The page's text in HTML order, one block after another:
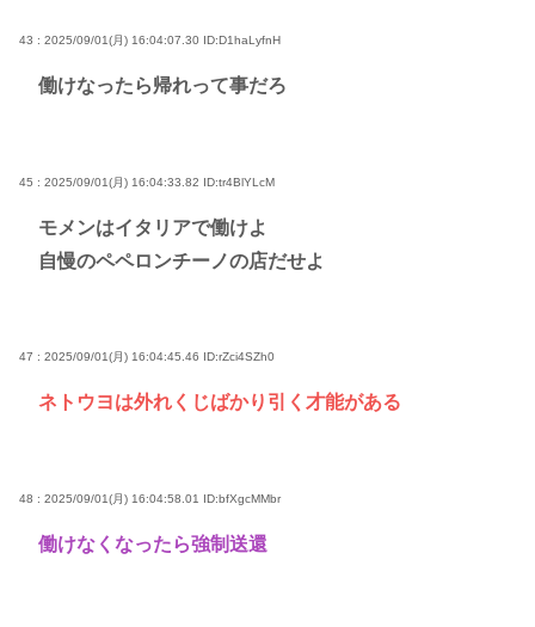
43 : 2025/09/01(月) 16:04:07.30 ID:D1haLyfnH
働けなったら帰れって事だろ
45 : 2025/09/01(月) 16:04:33.82 ID:tr4BlYLcM
モメンはイタリアで働けよ
自慢のペペロンチーノの店だせよ
47 : 2025/09/01(月) 16:04:45.46 ID:rZci4SZh0
ネトウヨは外れくじばかり引く才能がある
48 : 2025/09/01(月) 16:04:58.01 ID:bfXgcMMbr
働けなくなったら強制送還